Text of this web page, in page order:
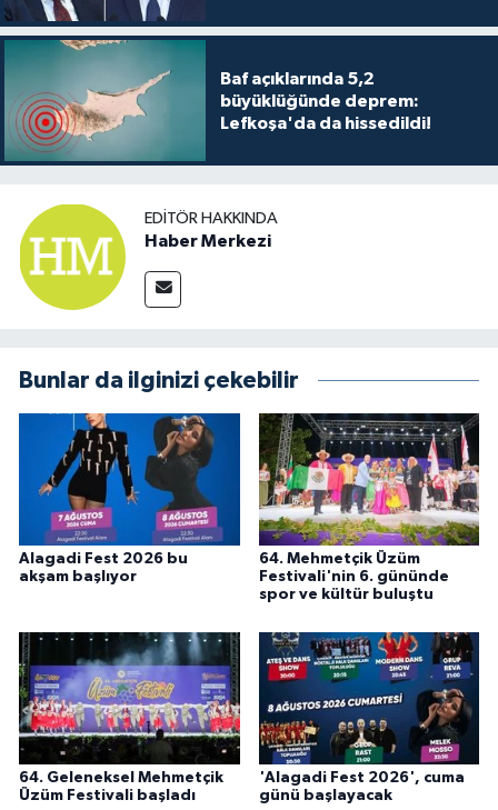
Baf açıklarında 5,2
büyüklüğünde deprem:
Lefkoşa'da da hissedildi!
EDITÖR HAKKINDA
Haber Merkezi
Bunlar da ilginizi çekebilir
Alagadi Fest 2026 bu
akşam başlıyor
64. Mehmetçik Üzüm
Festivali'nin 6. gününde
spor ve kültür buluştu
64. Geleneksel Mehmetçik
Üzüm Festivali başladı
'Alagadi Fest 2026', cuma
günü başlayacak